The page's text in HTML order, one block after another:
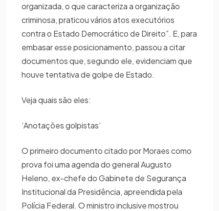
organizada, o que caracteriza a organização
criminosa, praticou vários atos executórios
contra o Estado Democrático de Direito”. E, para
embasar esse posicionamento, passou a citar
documentos que, segundo ele, evidenciam que
houve tentativa de golpe de Estado.
Veja quais são eles:
‘Anotações golpistas’
O primeiro documento citado por Moraes como
prova foi uma agenda do general Augusto
Heleno, ex-chefe do Gabinete de Segurança
Institucional da Presidência, apreendida pela
Polícia Federal. O ministro inclusive mostrou